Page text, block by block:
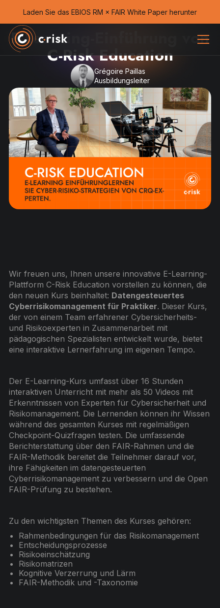
Laden Sie das EBIOS RM × FAIR White Paper herunter
E-Learning-Einführung von
C-Risk Education
Grégoire Paillas
Ausbildungsleiter
Wir freuen uns, Ihnen unsere innovative E-Learning-
Plattform C-Risk Education vorstellen zu können, die
den neuen Kurs beinhaltet: Datengesteuertes
Cyberrisikomanagement für Praktiker. Dieser Kurs,
der von einem Team erfahrener Cybersicherheits-
und Risikoexperten in Zusammenarbeit mit
pädagogischen Spezialisten entwickelt wurde, bietet
eine interaktive Lernerfahrung im eigenen Tempo.
Der E-Learning-Kurs umfasst über 16 Stunden
interaktiven Unterricht mit mehr als 50 Videos mit
Erkenntnissen von Experten für Cybersicherheit und
Risikomanagement. Die Lernenden können ihr Wissen
während des gesamten Kurses mit regelmäßigen
Checkpoint-Quizfragen testen. Die umfassende
Berichterstattung über den FAIR-Rahmen und die
FAIR-Methodik bereitet die Teilnehmer darauf vor,
ihre Fähigkeiten im datengesteuerten
Cyberrisikomanagement zu verbessern und die Open
FAIR-Prüfung zu bestehen.
Zu den wichtigsten Themen des Kurses gehören:
Rahmenbedingungen für das Risikomanagement
Entscheidungsprozesse
Risikoeinschätzung
Risikomatrizen
Kognitive Verzerrung und Lärm
FAIR-Methodik und -Taxonomie